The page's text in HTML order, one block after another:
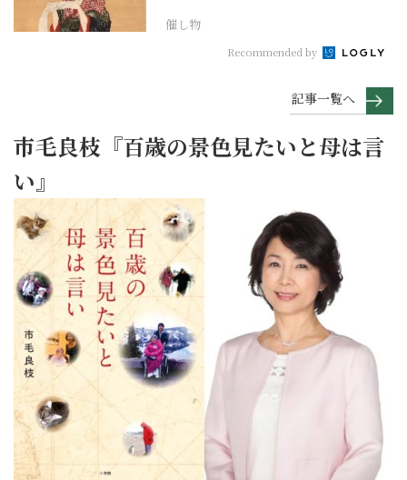
催し物
Recommended by
記事一覧へ
市毛良枝『百歳の景色見たいと母は言
い』